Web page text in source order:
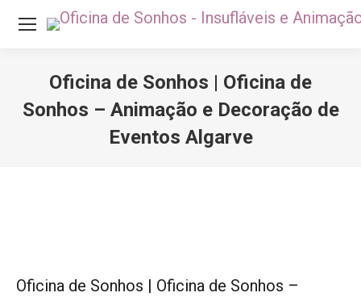
Oficina de Sonhos | Oficina de
Sonhos – Animação e Decoração de
Eventos Algarve
Oficina de Sonhos | Oficina de Sonhos –